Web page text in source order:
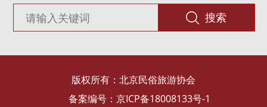
搜索
版权所有：北京民俗旅游协会
备案编号：京ICP备18008133号-1